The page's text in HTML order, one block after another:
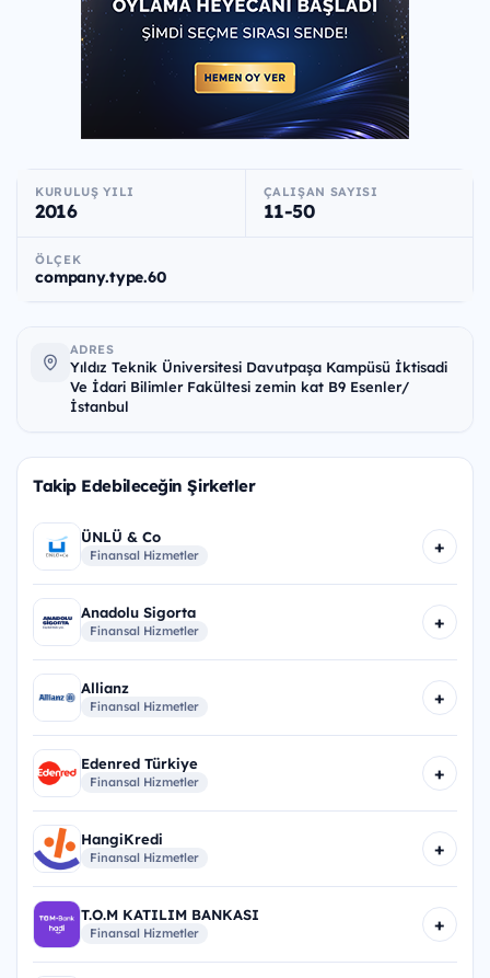
KURULUŞ YILI
2016
ÇALIŞAN SAYISI
11-50
ÖLÇEK
company.type.60
ADRES
Yıldız Teknik Üniversitesi Davutpaşa Kampüsü İktisadi
Ve İdari Bilimler Fakültesi zemin kat B9 Esenler/
İstanbul
Takip Edebileceğin Şirketler
ÜNLÜ & Co
Finansal Hizmetler +
Anadolu Sigorta
Finansal Hizmetler +
Allianz
Finansal Hizmetler +
Edenred Türkiye
Finansal Hizmetler +
HangiKredi
Finansal Hizmetler +
T.O.M KATILIM BANKASI
Finansal Hizmetler +